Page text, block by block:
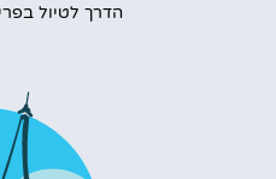
הדרך לטיול